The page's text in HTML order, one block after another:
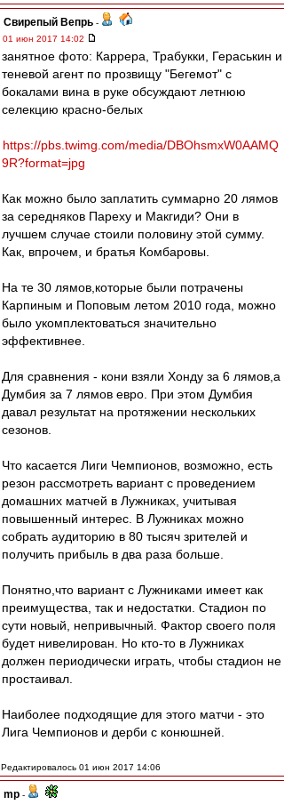
Свирепый Вепрь -
01 июн 2017 14:02
занятное фото: Каррера, Трабукки, Гераськин и
теневой агент по прозвищу "Бегемот" с
бокалами вина в руке обсуждают летнюю
селекцию красно-белых
https://pbs.twimg.com/media/DBOhsmxW0AAMQ
9R?format=jpg
Как можно было заплатить суммарно 20 лямов
за середняков Пареху и Макгиди? Они в
лучшем случае стоили половину этой сумму.
Как, впрочем, и братья Комбаровы.
На те 30 лямов,которые были потрачены
Карпиным и Поповым летом 2010 года, можно
было укомплектоваться значительно
эффективнее.
Для сравнения - кони взяли Хонду за 6 лямов,а
Думбия за 7 лямов евро. При этом Думбия
давал результат на протяжении нескольких
сезонов.
Что касается Лиги Чемпионов, возможно, есть
резон рассмотреть вариант с проведением
домашних матчей в Лужниках, учитывая
повышенный интерес. В Лужниках можно
собрать аудиторию в 80 тысяч зрителей и
получить прибыль в два раза больше.
Понятно,что вариант с Лужниками имеет как
преимущества, так и недостатки. Стадион по
сути новый, непривычный. Фактор своего поля
будет нивелирован. Но кто-то в Лужниках
должен периодически играть, чтобы стадион не
простаивал.
Наиболее подходящие для этого матчи - это
Лига Чемпионов и дерби с конюшней.
Редактировалось 01 июн 2017 14:06
mp -